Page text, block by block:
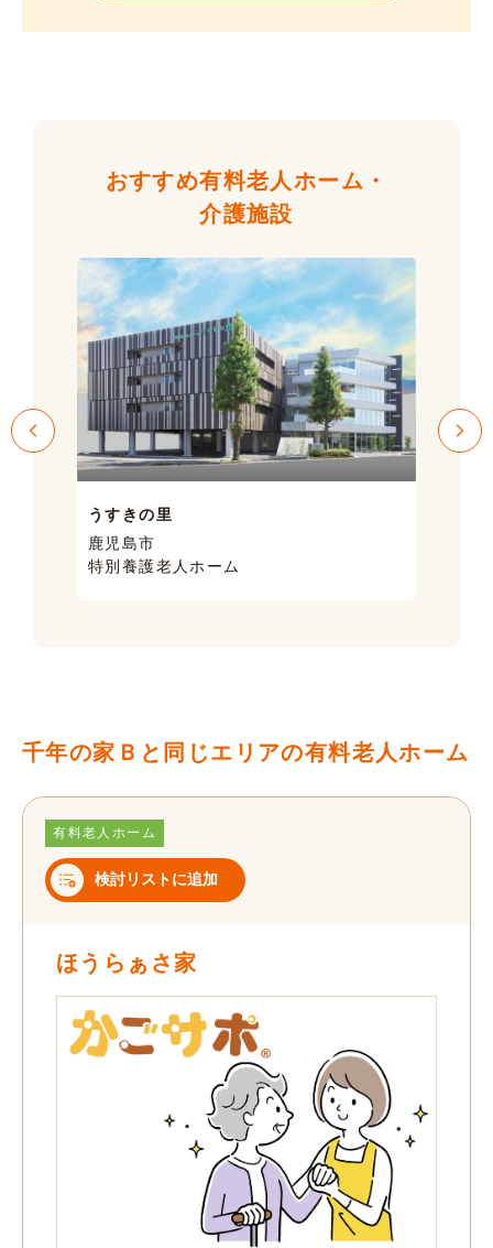
おすすめ有料老人ホーム・
介護施設
うすきの里
鹿児島市
特別養護老人ホーム
千年の家Ｂと同じエリアの有料老人ホーム
有料老人ホーム
検討リストに追加
ほうらぁさ家